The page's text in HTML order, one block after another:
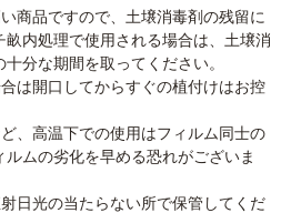
商品ですので、土壌消毒剤の残留に
内処理で使用される場合は、土壌消
分な期間を取ってください。
は開口してからすぐの植付けはお控
、高温下での使用はフィルム同士の
ムの劣化を早める恐れがございま
日光の当たらない所で保管してくだ